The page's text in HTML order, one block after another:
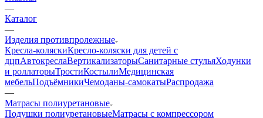
—
Каталог
—
Изделия противпролежные
Кресла-коляскиКресло-коляски для детей с
дцпАвтокреслаВертикализаторыСанитарные стульяХодунки
и роллаторыТростиКостылиМедицинская
мебельПодъёмникиЧемоданы-самокатыРаспродажа
—
Матрасы полиуретановые
Подушки полиуретановыеМатрасы с компрессором